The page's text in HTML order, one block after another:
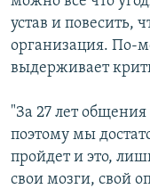
устав и повесить,
организация. По-
выдерживает
"За 27 лет
поэтому мы
пройдет и это,
свои мозги, свой